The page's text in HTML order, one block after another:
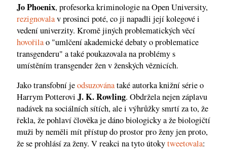
Jo Phoenix, profesorka kriminologie na Open University,
rezignovalav prosinci poté, co ji napadli její kolegové i
vedení univerzity. Kromě jiných problematických věcí
hovořilao "umlčení akademické debaty o problematice
transgenderu" a také poukazovala na problémy s
umístěním transgender žen v ženských věznicích.
Jako transfobní jeodsuzovánataké autorka knižní série o
Harrym Potterovi J. K. Rowling. Obdržela nejen záplavu
nadávek na sociálních sítích, ale i výhrůžky smrtí za to, že
řekla, že pohlaví člověka je dáno biologicky a že biologičtí
muži by neměli mít přístup do prostor pro ženy jen proto,
že se prohlásí za ženy. V reakci na tyto útokytweetovala: